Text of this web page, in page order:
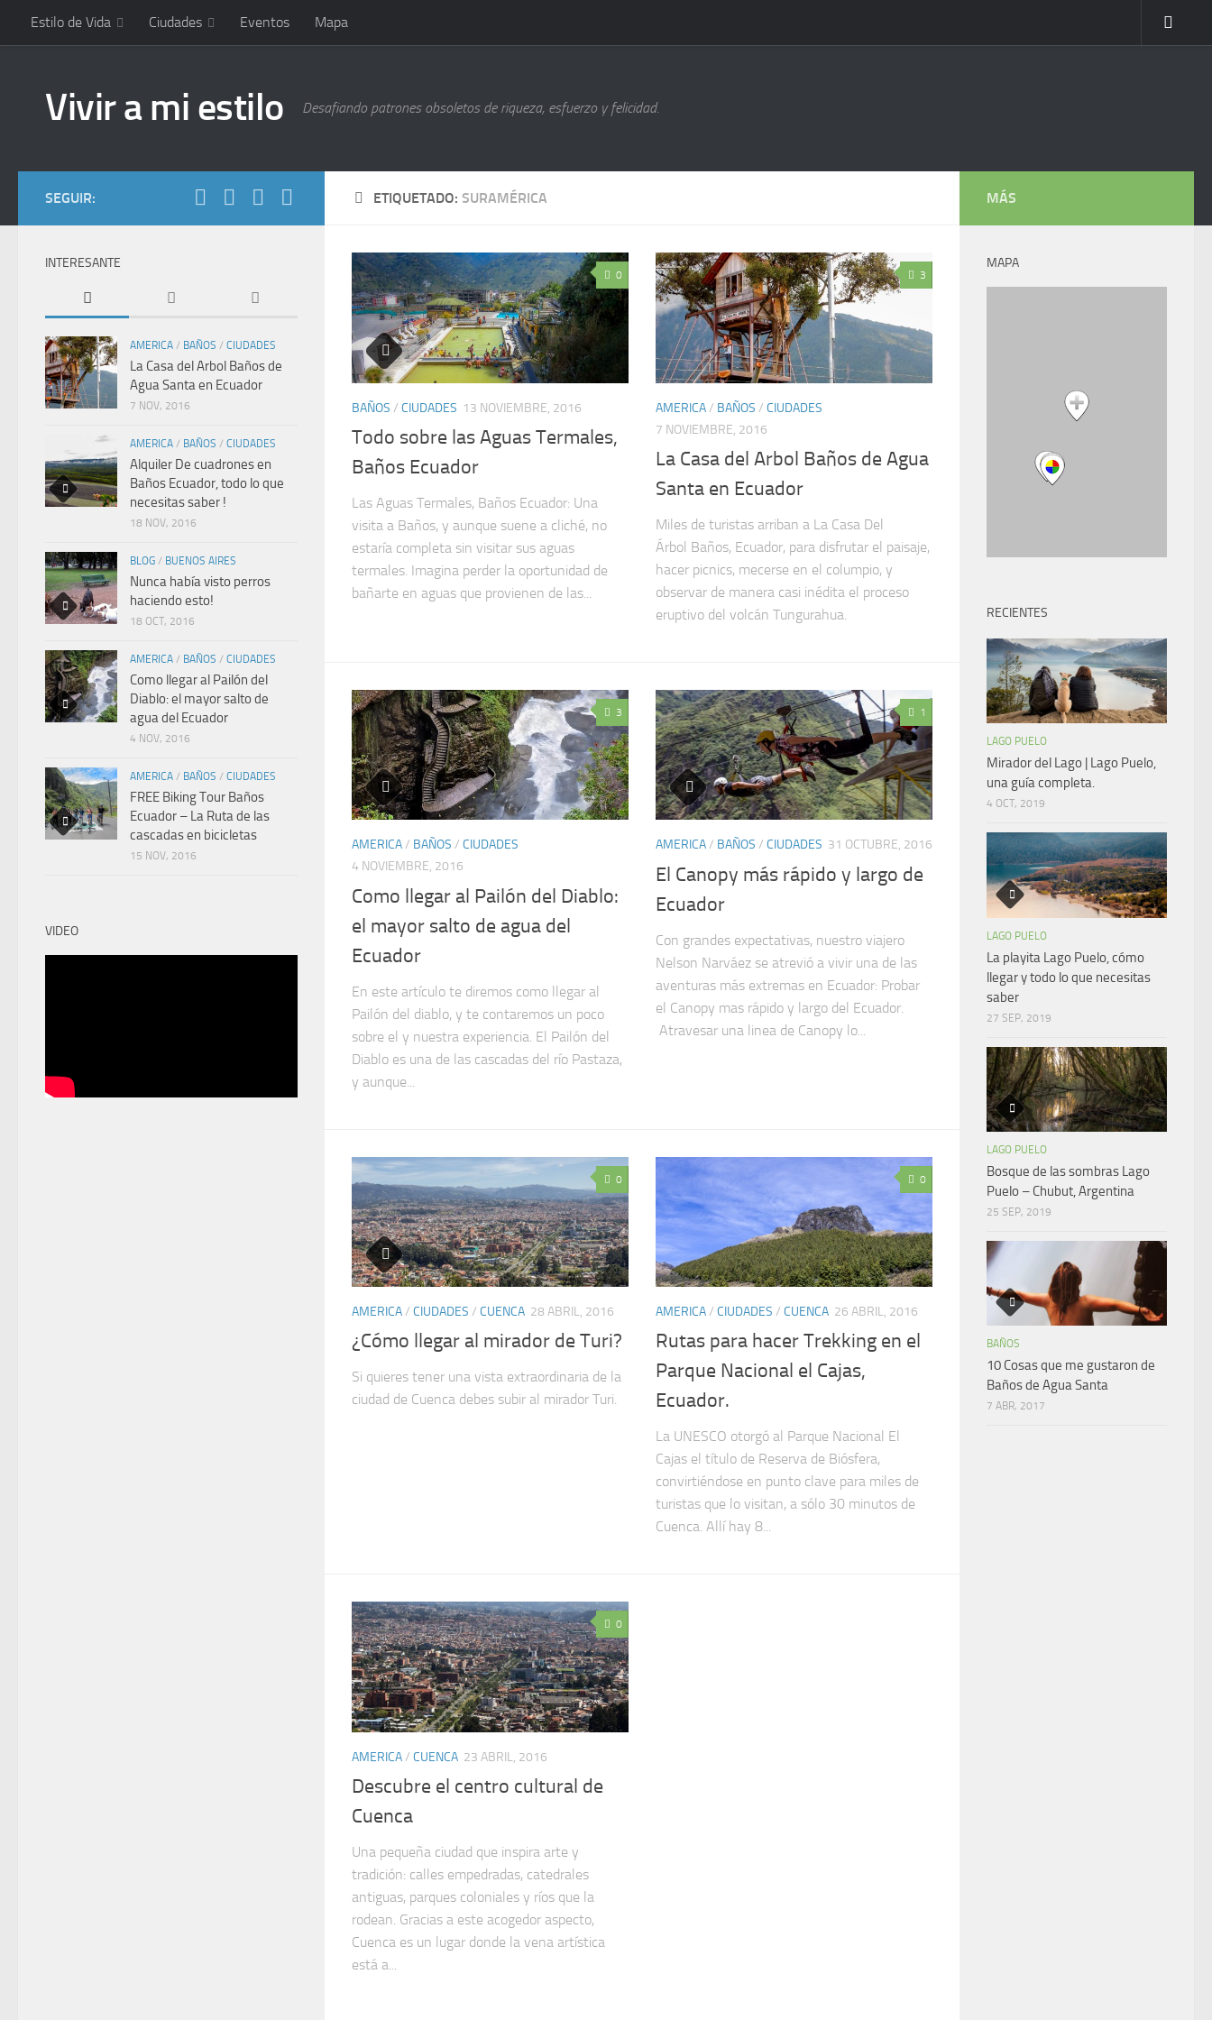
Estilo de Vida Ciudades Eventos Mapa
Vivir a mi estilo Desafiando patrones obsoletos de riqueza, esfuerzo y felicidad.
ETIQUETADO: SURAMÉRICA
0
BAÑOS / CIUDADES 13 NOVIEMBRE, 2016
Todo sobre las Aguas Termales,
Baños Ecuador
Las Aguas Termales, Baños Ecuador: Una
visita a Baños, y aunque suene a cliché, no
estaría completa sin visitar sus aguas
termales. Imagina perder la oportunidad de
bañarte en aguas que provienen de las...
3
AMERICA/ BAÑOS / CIUDADES
7 NOVIEMBRE, 2016
La Casa del Arbol Baños de Agua
Santa en Ecuador
Miles de turistas arriban a La Casa Del
Árbol Baños, Ecuador, para disfrutar el paisaje,
hacer picnics, mecerse en el columpio, y
observar de manera casi inédita el proceso
eruptivo del volcán Tungurahua.
3
AMERICA/ BAÑOS / CIUDADES
4 NOVIEMBRE, 2016
Como llegar al Pailón del Diablo:
el mayor salto de agua del
Ecuador
En este artículo te diremos como llegar al
Pailón del diablo, y te contaremos un poco
sobre el y nuestra experiencia. El Pailón del
Diablo es una de las cascadas del río Pastaza,
y aunque...
1
AMERICA/ BAÑOS / CIUDADES 31 OCTUBRE, 2016
El Canopy más rápido y largo de
Ecuador
Con grandes expectativas, nuestro viajero
Nelson Narváez se atrevió a vivir una de las
aventuras más extremas en Ecuador: Probar
el Canopy mas rápido y largo del Ecuador.
Atravesar una linea de Canopy lo...
0
AMERICA/ CIUDADES / CUENCA 28 ABRIL, 2016
¿Cómo llegar al mirador de Turi?
Si quieres tener una vista extraordinaria de la
ciudad de Cuenca debes subir al mirador Turi.
0
AMERICA/ CIUDADES / CUENCA 26 ABRIL, 2016
Rutas para hacer Trekking en el
Parque Nacional el Cajas,
Ecuador.
La UNESCO otorgó al Parque Nacional El
Cajas el título de Reserva de Biósfera,
convirtiéndose en punto clave para miles de
turistas que lo visitan, a sólo 30 minutos de
Cuenca. Allí hay 8...
0
AMERICA/ CUENCA 23 ABRIL, 2016
Descubre el centro cultural de
Cuenca
Una pequeña ciudad que inspira arte y
tradición: calles empedradas, catedrales
antiguas, parques coloniales y ríos que la
rodean. Gracias a este acogedor aspecto,
Cuenca es un lugar donde la vena artística
está a...
SEGUIR:
INTERESANTE
AMERICA / BAÑOS / CIUDADES
La Casa del Arbol Baños de
Agua Santa en Ecuador
7 NOV, 2016
AMERICA / BAÑOS / CIUDADES
Alquiler De cuadrones en
Baños Ecuador, todo lo que
necesitas saber !
18 NOV, 2016
BLOG / BUENOS AIRES
Nunca había visto perros
haciendo esto!
18 OCT, 2016
AMERICA / BAÑOS / CIUDADES
Como llegar al Pailón del
Diablo: el mayor salto de
agua del Ecuador
4 NOV, 2016
AMERICA / BAÑOS / CIUDADES
FREE Biking Tour Baños
Ecuador – La Ruta de las
cascadas en bicicletas
15 NOV, 2016
VIDEO
MÁS
MAPA
RECIENTES
LAGO PUELO
Mirador del Lago | Lago Puelo,
una guía completa.
4 OCT, 2019
LAGO PUELO
La playita Lago Puelo, cómo
llegar y todo lo que necesitas
saber
27 SEP, 2019
LAGO PUELO
Bosque de las sombras Lago
Puelo – Chubut, Argentina
25 SEP, 2019
BAÑOS
10 Cosas que me gustaron de
Baños de Agua Santa
7 ABR, 2017